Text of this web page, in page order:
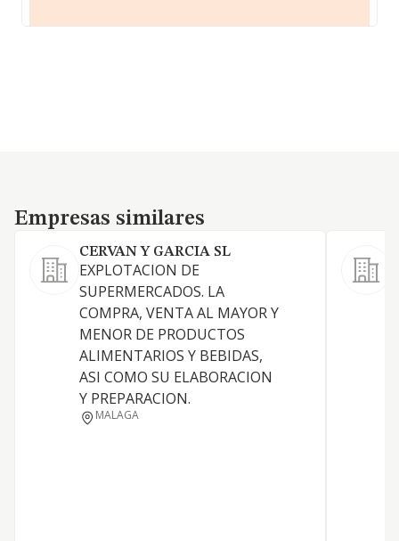
Empresas similares
Empresas similares
CERVAN Y GARCIA SL
EXPLOTACION DE
SUPERMERCADOS. LA
COMPRA, VENTA AL MAYOR Y
MENOR DE PRODUCTOS
ALIMENTARIOS Y BEBIDAS,
ASI COMO SU ELABORACION
Y PREPARACION.
MALAGA